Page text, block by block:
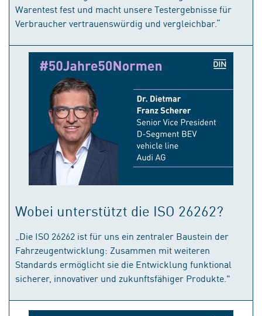
Warentest fest und macht unsere Testergebnisse für
Verbraucher vertrauenswürdig und vergleichbar.“
Wobei unterstützt die ISO 26262?
„Die ISO 26262 ist für uns ein zentraler Baustein der
Fahrzeugentwicklung: Zusammen mit weiteren
Standards ermöglicht sie die Entwicklung funktional
sicherer, innovativer und zukunftsfähiger Produkte."